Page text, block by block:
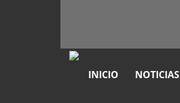
INICIO NOTICIAS